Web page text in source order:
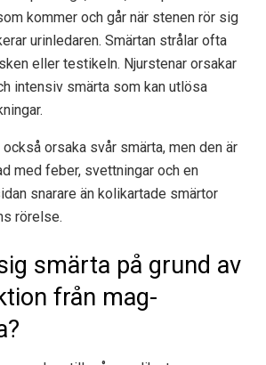
kommer och går när stenen rör sig
urinledaren. Smärtan strålar ofta
eller testikeln. Njurstenar orsakar
intensiv smärta som kan utlösa
också orsaka svår smärta, men den är
med feber, svettningar och en
snarare än kolikartade smärtor
rörelse.
smärta på grund av
från mag-